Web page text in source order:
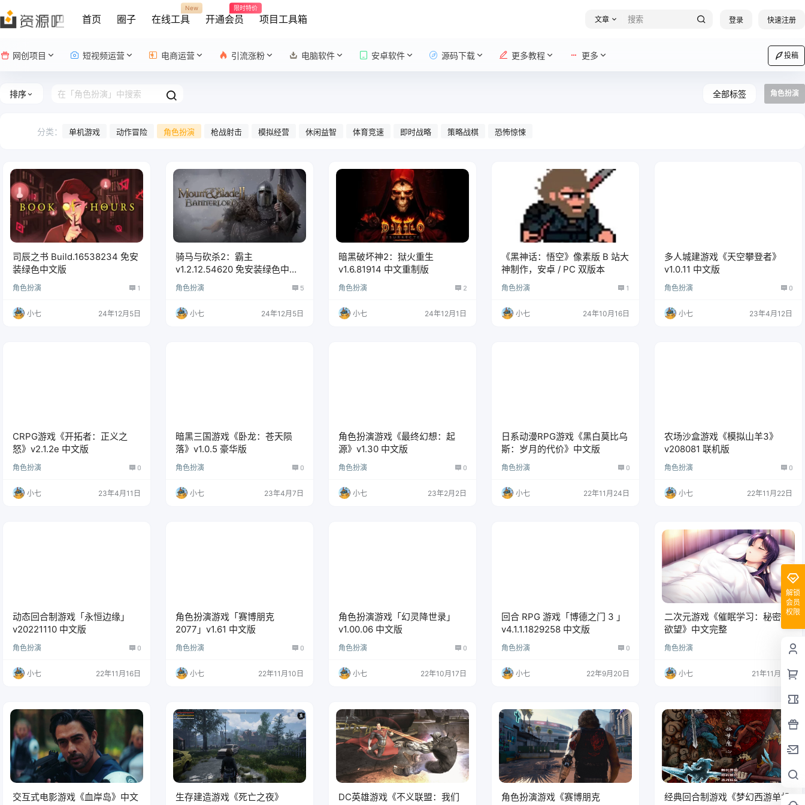
首页 圈子 在线工具
New
开通会员
限时特价
项目工具箱 文章 登录 快速注册
网创项目 短视频运营 电商运营 引流涨粉 电脑软件 安卓软件 源码下载 更多教程 更多 投稿
排序 全部标签 角色扮演
分类： 单机游戏 动作冒险 角色扮演 枪战射击 模拟经营 休闲益智 体育竞速 即时战略 策略战棋 恐怖惊悚
司辰之书 Build.16538234 免安
装绿色中文版
角色扮演 1
小七 24年12月5日
骑马与砍杀2：霸主
v1.2.12.54620 免安装绿色中文
版
角色扮演 5
小七 24年12月5日
暗黑破坏神2：狱火重生
v1.6.81914 中文重制版
角色扮演 2
小七 24年12月1日
《黑神话：悟空》像素版 B 站大
神制作，安卓 / PC 双版本
角色扮演 1
小七 24年10月16日
多人城建游戏《天空攀登者》
v1.0.11 中文版
角色扮演 0
小七 23年4月12日
CRPG游戏《开拓者：正义之
怒》v2.1.2e 中文版
角色扮演 0
小七 23年4月11日
暗黑三国游戏《卧龙：苍天陨
落》v1.0.5 豪华版
角色扮演 0
小七 23年4月7日
角色扮演游戏《最终幻想：起
源》v1.30 中文版
角色扮演 0
小七 23年2月2日
日系动漫RPG游戏《黑白莫比乌
斯：岁月的代价》中文版
角色扮演 0
小七 22年11月24日
农场沙盒游戏《模拟山羊3》
v208081 联机版
角色扮演 0
小七 22年11月22日
动态回合制游戏「永恒边缘」
v20221110 中文版
角色扮演 0
小七 22年11月16日
角色扮演游戏「赛博朋克
2077」v1.61 中文版
角色扮演 0
小七 22年11月10日
角色扮演游戏「幻灵降世录」
v1.00.06 中文版
角色扮演 0
小七 22年10月17日
回合 RPG 游戏「博德之门 3 」
v4.1.1.1829258 中文版
角色扮演 0
小七 22年9月20日
二次元游戏《催眠学习：秘密的
欲望》中文完整
角色扮演 0
小七 21年11月6日
交互式电影游戏《血岸岛》中文
生存建造游戏《死亡之夜》
DC英雄游戏《不义联盟：我们
角色扮演游戏《赛博朋克
经典回合制游戏《梦幻西游单机
解锁
会员
权限